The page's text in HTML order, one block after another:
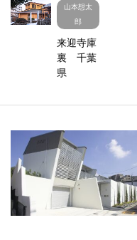
山本想太
郎
来迎寺庫
裏 千葉
県